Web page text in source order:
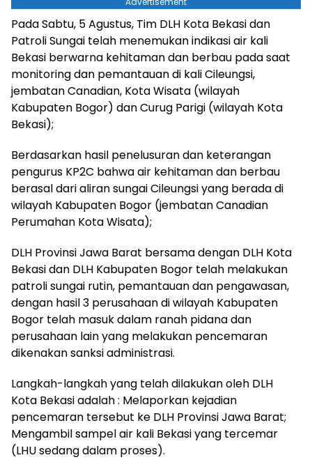
Pada Sabtu, 5 Agustus, Tim DLH Kota Bekasi dan
Patroli Sungai telah menemukan indikasi air kali
Bekasi berwarna kehitaman dan berbau pada saat
monitoring dan pemantauan di kali Cileungsi,
jembatan Canadian, Kota Wisata (wilayah
Kabupaten Bogor) dan Curug Parigi (wilayah Kota
Bekasi);
Berdasarkan hasil penelusuran dan keterangan
pengurus KP2C bahwa air kehitaman dan berbau
berasal dari aliran sungai Cileungsi yang berada di
wilayah Kabupaten Bogor (jembatan Canadian
Perumahan Kota Wisata);
DLH Provinsi Jawa Barat bersama dengan DLH Kota
Bekasi dan DLH Kabupaten Bogor telah melakukan
patroli sungai rutin, pemantauan dan pengawasan,
dengan hasil 3 perusahaan di wilayah Kabupaten
Bogor telah masuk dalam ranah pidana dan
perusahaan lain yang melakukan pencemaran
dikenakan sanksi administrasi.
Langkah-langkah yang telah dilakukan oleh DLH
Kota Bekasi adalah : Melaporkan kejadian
pencemaran tersebut ke DLH Provinsi Jawa Barat;
Mengambil sampel air kali Bekasi yang tercemar
(LHU sedang dalam proses).